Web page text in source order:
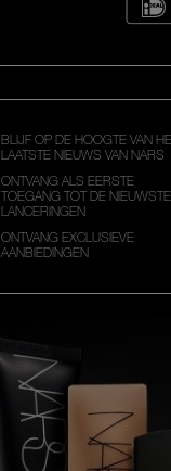
BLIJF OP DE HOOGTE VAN
LAATSTE NIEUWS VAN NARS
ONTVANG ALS EERSTE
TOEGANG TOT DE NIEUWSTE
LANCERINGEN
ONTVANG EXCLUSIEVE
AANBIEDINGEN